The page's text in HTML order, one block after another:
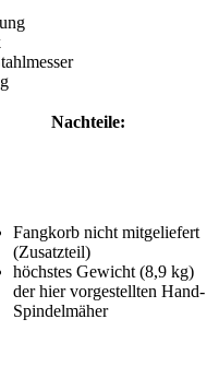
Nachteile:
Fangkorb nicht mitgeliefert
(Zusatzteil)
höchstes Gewicht (8,9 kg)
der hier vorgestellten Hand-
Spindelmäher